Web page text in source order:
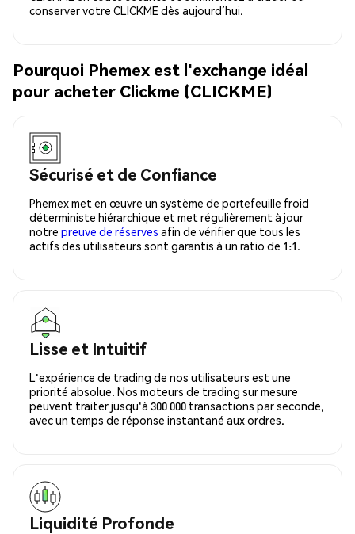
conserver votre CLICKME dès aujourd’hui.
Pourquoi Phemex est l'exchange idéal
pour acheter Clickme (CLICKME)
Sécurisé et de Confiance
Phemex met en œuvre un système de portefeuille froid
déterministe hiérarchique et met régulièrement à jour
notre preuve de réserves afin de vérifier que tous les
actifs des utilisateurs sont garantis à un ratio de 1:1.
Lisse et Intuitif
L'expérience de trading de nos utilisateurs est une
priorité absolue. Nos moteurs de trading sur mesure
peuvent traiter jusqu'à 300 000 transactions par seconde,
avec un temps de réponse instantané aux ordres.
Liquidité Profonde